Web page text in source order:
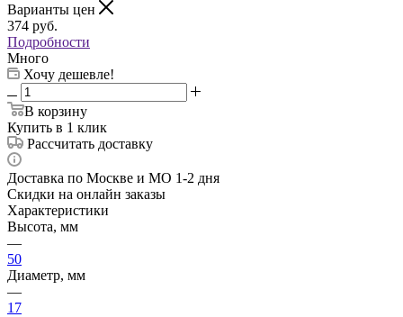
Варианты цен
374 руб.
Подробности
Много
Хочу дешевле!
В корзину
Купить в 1 клик
Рассчитать доставку
Доставка по Москве и МО 1-2 дня
Скидки на онлайн заказы
Характеристики
Высота, мм
—
50
Диаметр, мм
—
17